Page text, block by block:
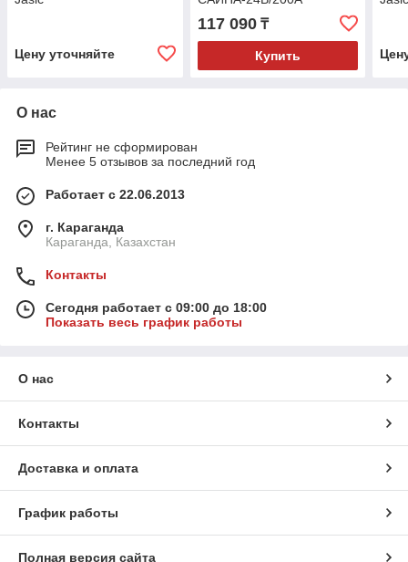
Цену уточняйте
(MIG/MAG) Ресанта
117 090₸
Купить
О нас
Рейтинг не сформирован
Менее 5 отзывов за последний год
Работает с 22.06.2013
г. Караганда
Караганда, Казахстан
Контакты
Сегодня работает с 09:00 до 18:00
Показать весь график работы
О нас
Контакты
Доставка и оплата
График работы
Полная версия сайта